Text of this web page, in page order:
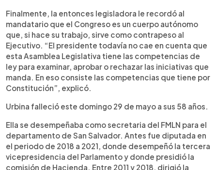
Finalmente, la entonces legisladora le recordó al
mandatario que el Congreso es un cuerpo autónomo
que, si hace su trabajo, sirve como contrapeso al
Ejecutivo. “El presidente todavía no cae en cuenta que
esta Asamblea Legislativa tiene las competencias de
ley para examinar, aprobar o rechazar las iniciativas que
manda. En eso consiste las competencias que tiene por
Constitución”, explicó.
Urbina falleció este domingo 29 de mayo a sus 58 años.
Ella se desempeñaba como secretaria del FMLN para el
departamento de San Salvador. Antes fue diputada en
el periodo de 2018 a 2021, donde desempeñó la tercera
vicepresidencia del Parlamento y donde presidió la
comisión de Hacienda. Entre 2011 y 2018, dirigió la